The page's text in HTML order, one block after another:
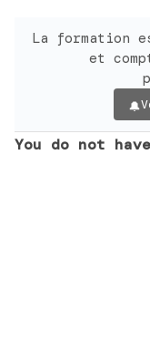
La formation
et
You do not